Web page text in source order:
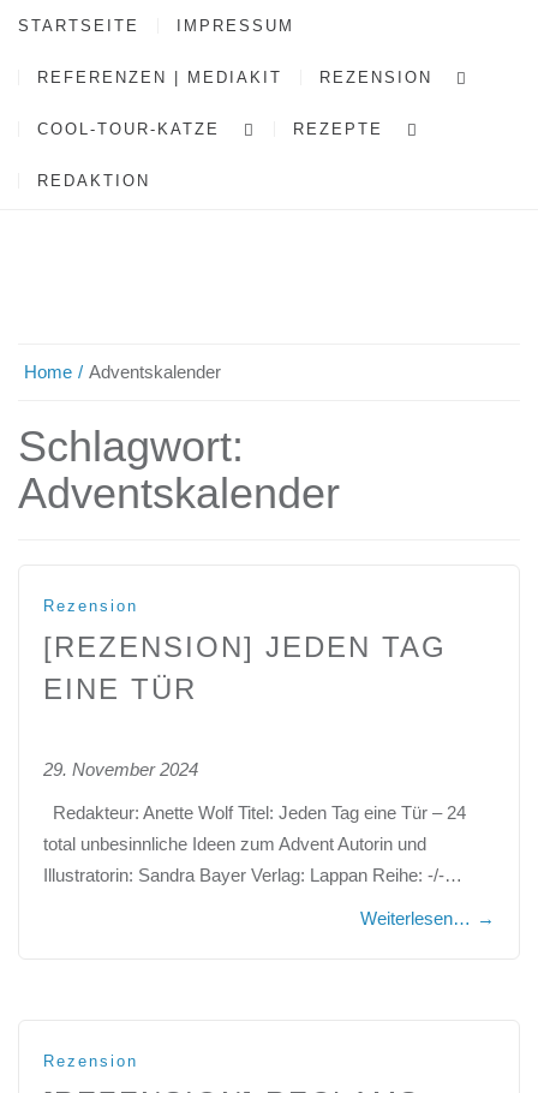
STARTSEITE IMPRESSUM
REFERENZEN | MEDIAKIT REZENSION
COOL-TOUR-KATZE REZEPTE
REDAKTION
Home Adventskalender
Schlagwort:
Adventskalender
Rezension
[REZENSION] JEDEN TAG
EINE TÜR
29. November 2024
Redakteur: Anette Wolf Titel: Jeden Tag eine Tür – 24
total unbesinnliche Ideen zum Advent Autorin und
Illustratorin: Sandra Bayer Verlag: Lappan Reihe: -/-…
Weiterlesen… →
Rezension